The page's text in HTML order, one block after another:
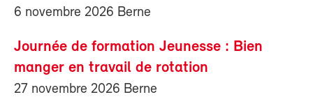
6 novembre 2026 Berne
Journée de formation Jeunesse : Bien
manger en travail de rotation
27 novembre 2026 Berne